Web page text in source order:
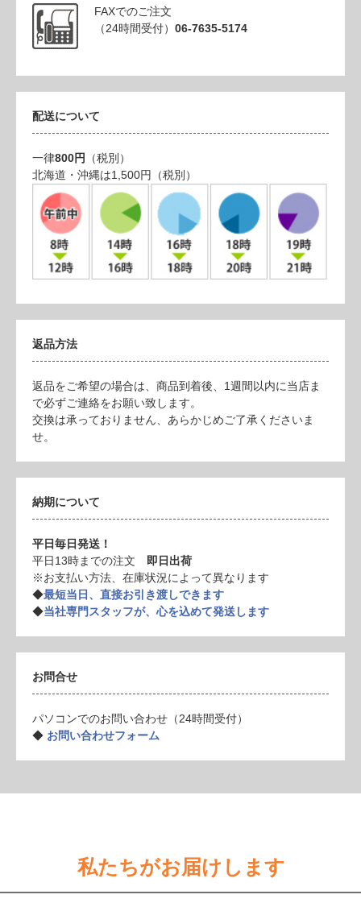
FAXでのご注文
（24時間受付） 06-7635-5174
配送について
一律800円
（税別）
北海道・沖縄は1,500円（税別）
返品方法
返品をご希望の場合は、商品到着後、1週間以内に当店ま
で必ずご連絡をお願い致します。
交換は承っておりません、あらかじめご了承くださいま
せ。
納期について
平日毎日発送！
平日13時までの注文 即日出荷
※お支払い方法、在庫状況によって異なります
◆最短当日、直接お引き渡しできます
◆当社専門スタッフが、心を込めて発送します
お問合せ
パソコンでのお問い合わせ（24時間受付）
◆ お問い合わせフォーム
私たちがお届けします